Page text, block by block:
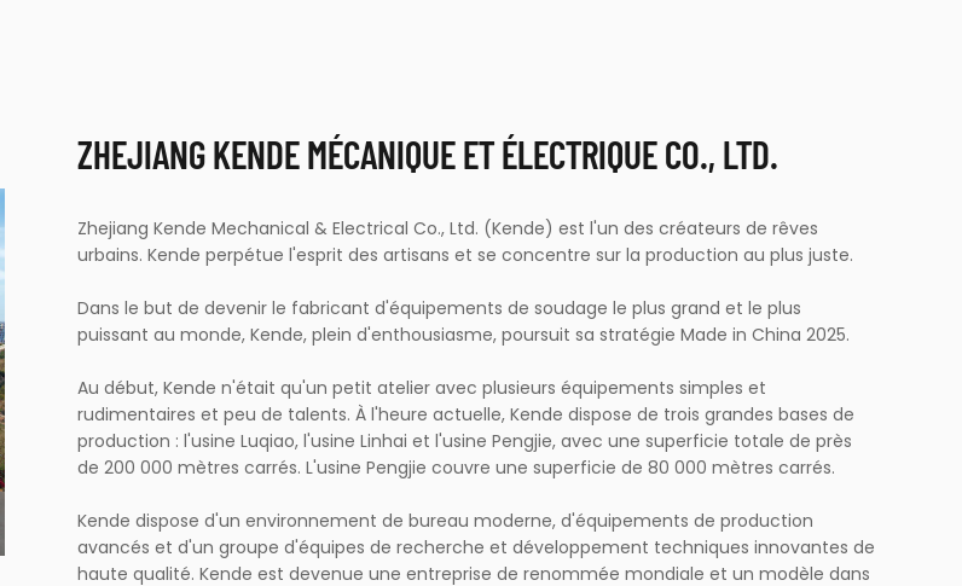
ZHEJIANG KENDE MÉCANIQUE ET ÉLECTRIQUE CO., LTD.
Zhejiang Kende Mechanical & Electrical Co., Ltd. (Kende) est l'un des créateurs de rêves
urbains. Kende perpétue l'esprit des artisans et se concentre sur la production au plus juste.
Dans le but de devenir le fabricant d'équipements de soudage le plus grand et le plus
puissant au monde, Kende, plein d'enthousiasme, poursuit sa stratégie Made in China 2025.
Au début, Kende n'était qu'un petit atelier avec plusieurs équipements simples et
rudimentaires et peu de talents. À l'heure actuelle, Kende dispose de trois grandes bases de
production : l'usine Luqiao, l'usine Linhai et l'usine Pengjie, avec une superficie totale de près
de 200 000 mètres carrés. L'usine Pengjie couvre une superficie de 80 000 mètres carrés.
Kende dispose d'un environnement de bureau moderne, d'équipements de production
avancés et d'un groupe d'équipes de recherche et développement techniques innovantes de
haute qualité. Kende est devenue une entreprise de renommée mondiale et un modèle dans